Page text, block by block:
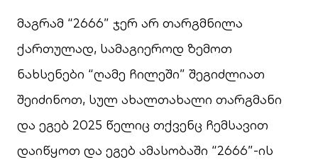
მაგრამ “2666” ჯერ არ თარგმნილა
ქართულად, სამაგიეროდ ზემოთ
ნახსენები “ღამე ჩილეში” შეგიძლიათ
შეიძინოთ, სულ ახალთახალი თარგმანი
და ეგებ 2025 წელიც თქვენც ჩემსავით
დაიწყოთ და ეგებ ამასობაში “2666”-ის